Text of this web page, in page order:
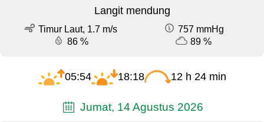
Langit mendung
Timur Laut, 1.7 m/s
757 mmHg
86 %
89 %
05:54 18:18 12 h 24 min
Jumat, 14 Agustus 2026